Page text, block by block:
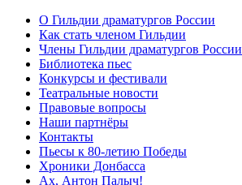
О Гильдии драматургов России
Как стать членом Гильдии
Члены Гильдии драматургов России
Библиотека пьес
Конкурсы и фестивали
Театральные новости
Правовые вопросы
Наши партнёры
Контакты
Пьесы к 80-летию Победы
Хроники Донбасса
Ах, Антон Палыч!